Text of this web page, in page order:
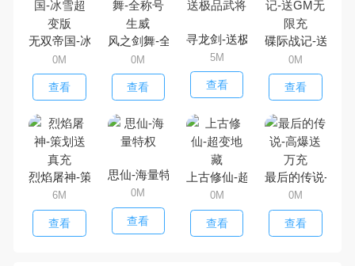
无双帝国-冰雪超变版
0M
查看
风之剑舞-全称号生威
0M
查看
寻龙剑-送极品武将
5M
查看
碟际战记-送GM
0M
查看
烈焰屠神-策划送真充
6M
查看
思仙-海量特权
0M
查看
上古修仙-超变地藏
0M
查看
最后的传说-高爆
0M
查看